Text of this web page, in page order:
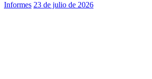
Informes 23 de julio de 2026